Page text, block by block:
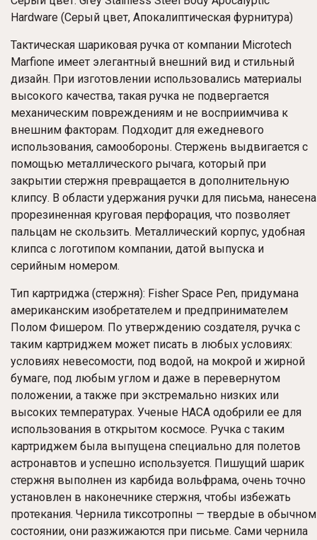
Hardware (Серый цвет, Апокалиптическая фурнитура)
Тактическая шариковая ручка от компании Microtech
Marfione имеет элегантный внешний вид и стильный
дизайн. При изготовлении использовались материалы
высокого качества, такая ручка не подвергается
механическим повреждениям и не восприимчива к
внешним факторам. Подходит для ежедневого
использования, самообороны. Стержень выдвигается с
помощью металлического рычага, который при
закрытии стержня превращается в дополнительную
клипсу. В области удержания ручки для письма, нанесена
прорезиненная круговая перфорация, что позволяет
пальцам не скользить. Металлический корпус, удобная
клипса с логотипом компании, датой выпуска и
серийным номером.
Тип картриджа (стержня): Fisher Space Pen, придумана
американским изобретателем и предпринимателем
Полом Фишером. По утверждению создателя, ручка с
таким картриджем может писать в любых условиях:
условиях невесомости, под водой, на мокрой и жирной
бумаге, под любым углом и даже в перевернутом
положении, а также при экстремально низких или
высоких температурах. Ученые НАСА одобрили ее для
использования в открытом космосе. Ручка с таким
картриджем была выпущена специально для полетов
астронавтов и успешно используется. Пишущий шарик
стержня выполнен из карбида вольфрама, очень точно
установлен в наконечнике стержня, чтобы избежать
протекания. Чернила тиксотропны — твердые в обычном
состоянии, они разжижаются при письме. Сами чернила